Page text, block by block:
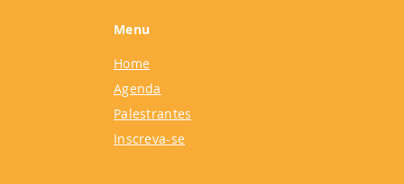
Menu
Home
Agenda
Palestrantes
Inscreva-se